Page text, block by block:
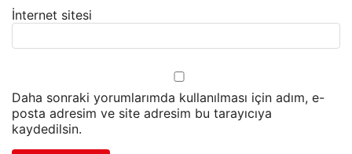
İnternet sitesi
Daha sonraki yorumlarımda kullanılması için adım, e-
posta adresim ve site adresim bu tarayıcıya
kaydedilsin.